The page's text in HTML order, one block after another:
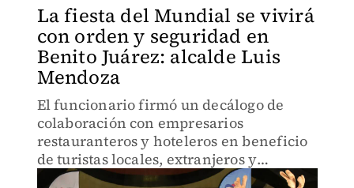
La fiesta del Mundial se vivirá
con orden y seguridad en
Benito Juárez: alcalde Luis
Mendoza
El funcionario firmó un decálogo de
colaboración con empresarios
restauranteros y hoteleros en beneficio
de turistas locales, extranjeros y
habitantes de la alcaldía.